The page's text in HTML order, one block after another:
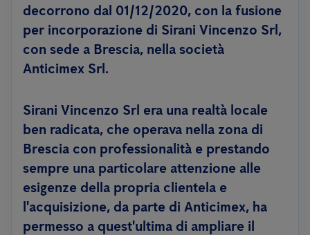
decorrono dal 01/12/2020, con la fusione
per incorporazione di Sirani Vincenzo Srl,
con sede a Brescia, nella società
Anticimex Srl.
Sirani Vincenzo Srl era una realtà locale
ben radicata, che operava nella zona di
Brescia con professionalità e prestando
sempre una particolare attenzione alle
esigenze della propria clientela e
l'acquisizione, da parte di Anticimex, ha
permesso a quest'ultima di ampliare il